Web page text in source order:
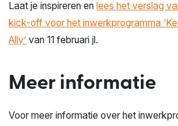
Laat je inspireren en lees het verslag
kick-off voor het inwerkprogramma
Ally’ van 11 februari jl.
Meer informatie
Voor meer informatie over het